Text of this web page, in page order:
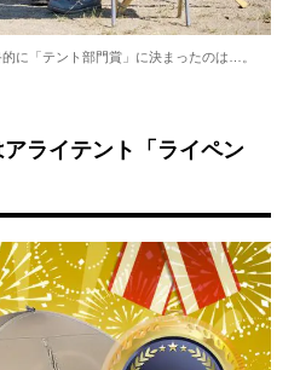
に「テント部門賞」に決まったのは…。
ライテント「ライペン